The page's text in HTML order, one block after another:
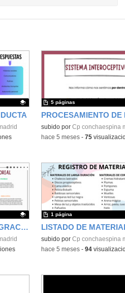
Contenido educativo.
subido por Cp conchaespina
5 páginas
-hace 5 meses- 75
MATERIALES DE INTEGRACIÓN SENSORIAL
Contenido educativo.
subido por Cp conchaespina
1 página
-hace 5 meses- 94